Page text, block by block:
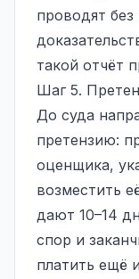
проводят
такой отчёт
Шаг 5.
До суда
претензию:
оценщика,
возместить
дают 10–14
спор и
платить ещё